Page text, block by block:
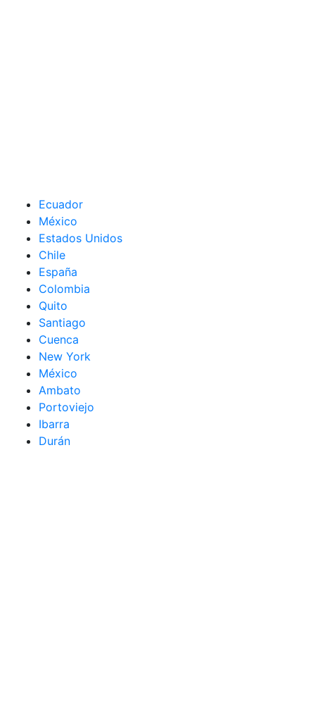
Ecuador
México
Estados Unidos
Chile
España
Colombia
Quito
Santiago
Cuenca
New York
México
Ambato
Portoviejo
Ibarra
Durán